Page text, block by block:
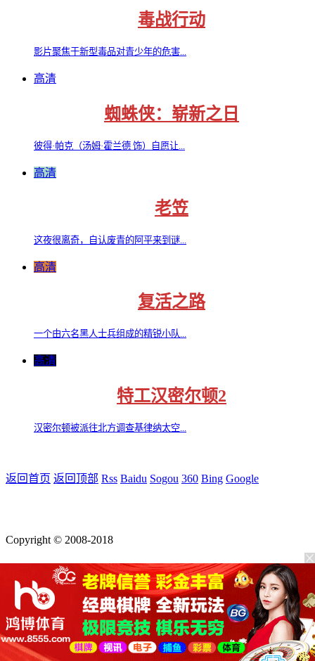
毒战行动
影片聚焦于新型毒品对青少年的危害...
高清
蜘蛛侠：崭新之日
彼得·帕克（汤姆·霍兰德 饰）自愿让...
高清
老笠
这夜很离奇，自认废青的阿平来到谜...
高清
复活之路
一个由六名黑人士兵组成的精锐小队...
高清
特工汉密尔顿2
汉密尔顿被派往北方调查基律纳太空...
返回首页 返回顶部 Rss Baidu Sogou 360 Bing Google
Copyright © 2008-2018